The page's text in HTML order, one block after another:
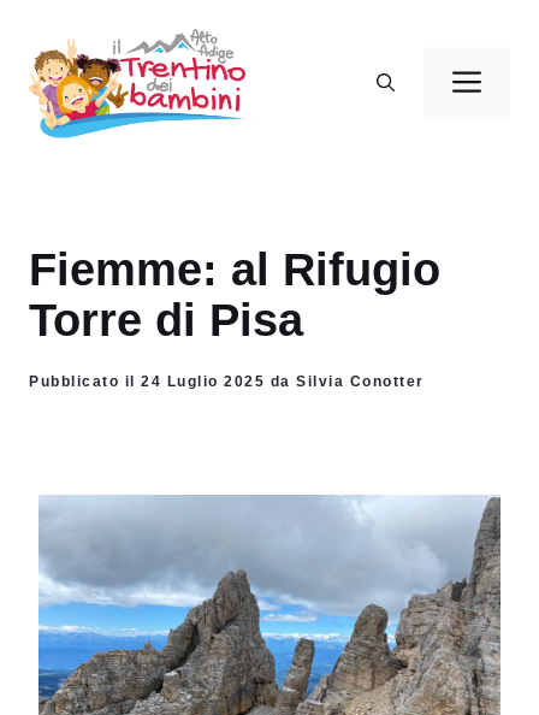
contenuto
Fiemme: al Rifugio
Torre di Pisa
Pubblicato il 24 Luglio 2025 da Silvia Conotter